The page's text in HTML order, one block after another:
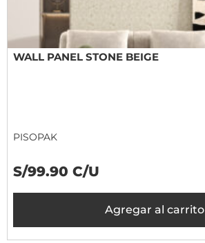
WALL PANEL STONE BEIGE
PISOPAK
S/99.90 C/U
Agregar al carrito